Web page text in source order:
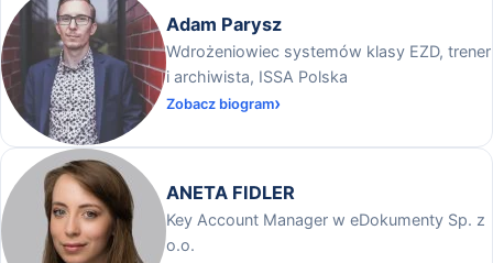
Adam Parysz
Wdrożeniowiec systemów klasy EZD, trener
i archiwista, ISSA Polska
Zobacz biogram
ANETA FIDLER
Key Account Manager w eDokumenty Sp. z
o.o.